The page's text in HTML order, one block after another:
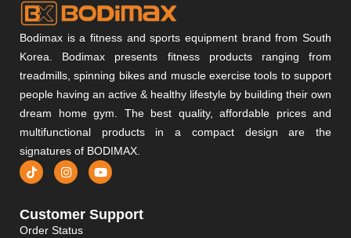
Bodimax is a fitness and sports equipment brand from South
Korea. Bodimax presents fitness products ranging from
treadmills, spinning bikes and muscle exercise tools to support
people having an active & healthy lifestyle by building their own
dream home gym. The best quality, affordable prices and
multifunctional products in a compact design are the
signatures of BODIMAX.
Customer Support
Order Status